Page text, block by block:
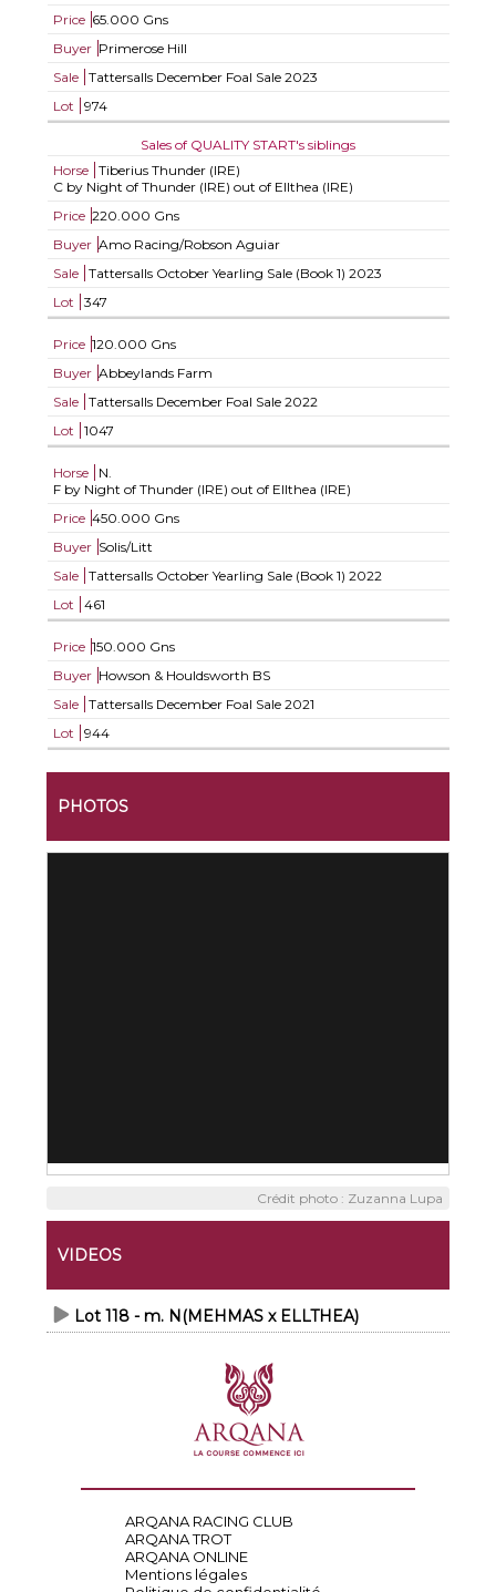
Price 65.000 Gns
Buyer Primerose Hill
Sale
Tattersalls December Foal Sale 2023
Lot
974
Sales of QUALITY START's siblings
Horse
Tiberius Thunder (IRE)
C by Night of Thunder (IRE) out of Ellthea (IRE)
Price 220.000 Gns
Buyer Amo Racing/Robson Aguiar
Sale
Tattersalls October Yearling Sale (Book 1) 2023
Lot
347
Price 120.000 Gns
Buyer Abbeylands Farm
Sale
Tattersalls December Foal Sale 2022
Lot
1047
Horse
N.
F by Night of Thunder (IRE) out of Ellthea (IRE)
Price 450.000 Gns
Buyer Solis/Litt
Sale
Tattersalls October Yearling Sale (Book 1) 2022
Lot
461
Price 150.000 Gns
Buyer Howson & Houldsworth BS
Sale
Tattersalls December Foal Sale 2021
Lot
944
PHOTOS
Crédit photo : Zuzanna Lupa
VIDEOS
Lot 118 - m. N(MEHMAS x ELLTHEA)
ARQANA RACING CLUB
ARQANA TROT
ARQANA ONLINE
Mentions légales